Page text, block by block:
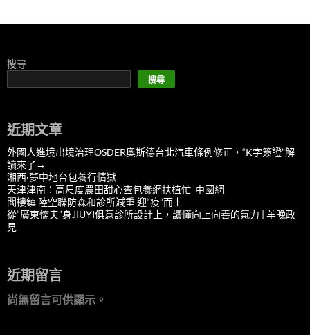
搜尋
搜尋
近期文章
外國人進境出境治理OSDER奧斯德台北汽車條例修正，“K字簽證”解
讀來了→
湘西·夢中地台包養行情獄
天津津南：高尺度農田甜心查包養網扶植忙_中國網
閻樓鎮 陸空聯防森和診所減重 迎“疫”而上
從“廣東懦夫”身JIUYI俱意診所設計上，讀懂向上向善的氣力 | 羊晚政
見
近期留言
尚無留言可供顯示。